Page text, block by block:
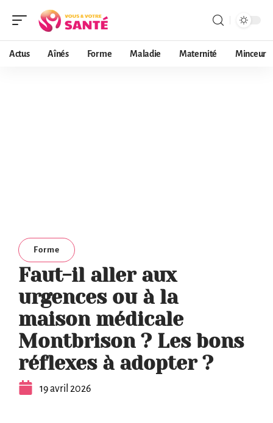
Actus Aînés Forme Maladie Maternité Minceur
Forme
Faut-il aller aux
urgences ou à la
maison médicale
Montbrison ? Les bons
réflexes à adopter ?
19 avril 2026